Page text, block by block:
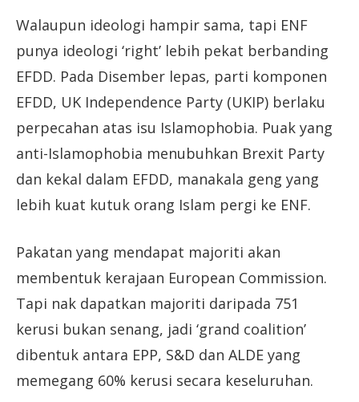
Walaupun ideologi hampir sama, tapi ENF
punya ideologi ‘right’ lebih pekat berbanding
EFDD. Pada Disember lepas, parti komponen
EFDD, UK Independence Party (UKIP) berlaku
perpecahan atas isu Islamophobia. Puak yang
anti-Islamophobia menubuhkan Brexit Party
dan kekal dalam EFDD, manakala geng yang
lebih kuat kutuk orang Islam pergi ke ENF.
Pakatan yang mendapat majoriti akan
membentuk kerajaan European Commission.
Tapi nak dapatkan majoriti daripada 751
kerusi bukan senang, jadi ‘grand coalition’
dibentuk antara EPP, S&D dan ALDE yang
memegang 60% kerusi secara keseluruhan.